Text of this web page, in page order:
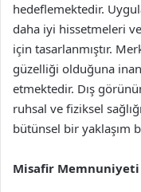
hedeflemektedir.
daha iyi hissetmeleri
için tasarlanmıştır.
güzelliği olduğuna
etmektedir. Dış
ruhsal ve fiziksel
bütünsel bir yaklaşım
Misafir